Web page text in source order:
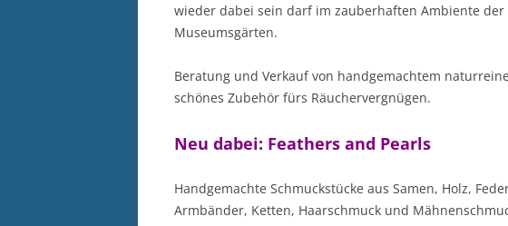
wieder dabei sein darf im zauberhaften Ambiente
Museumsgärten.
Beratung und Verkauf von handgemachtem
schönes Zubehör fürs Räuchervergnügen.
Neu dabei: Feathers and Pearls
Handgemachte Schmuckstücke aus Samen, Holz,
Armbänder, Ketten, Haarschmuck und